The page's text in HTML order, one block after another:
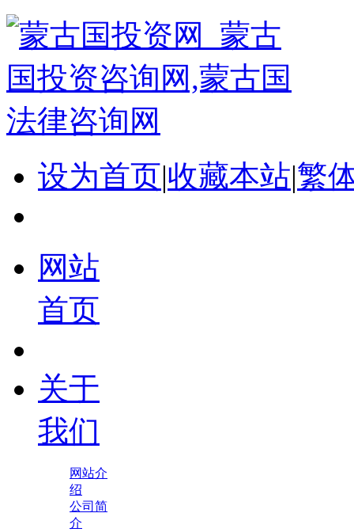
设为首页|收藏本站|繁
网站
首页
关于
我们
网站介
绍
公司简
介